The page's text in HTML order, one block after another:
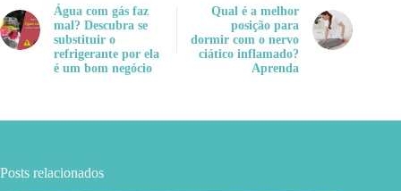
Água com gás faz
mal? Descubra se
substituir o
refrigerante por ela
é um bom negócio
Qual é a melhor
posição para
dormir com o nervo
ciático inflamado?
Aprenda
Posts relacionados